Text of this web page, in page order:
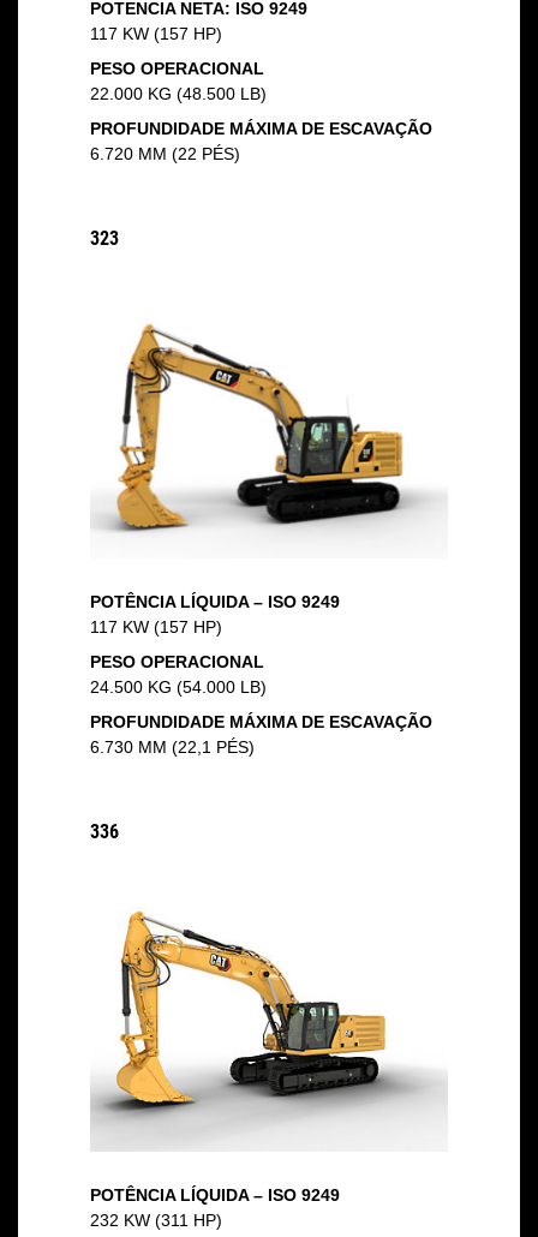
POTENCIA NETA: ISO 9249
117 KW (157 HP)
PESO OPERACIONAL
22.000 KG (48.500 LB)
PROFUNDIDADE MÁXIMA DE ESCAVAÇÃO
6.720 MM (22 PÉS)
323
POTÊNCIA LÍQUIDA – ISO 9249
117 KW (157 HP)
PESO OPERACIONAL
24.500 KG (54.000 LB)
PROFUNDIDADE MÁXIMA DE ESCAVAÇÃO
6.730 MM (22,1 PÉS)
336
POTÊNCIA LÍQUIDA – ISO 9249
232 KW (311 HP)